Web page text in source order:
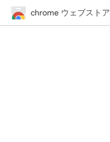
chrome ウェブストア